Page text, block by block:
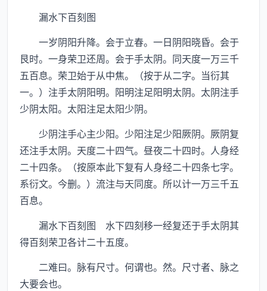
漏水下百刻图
一岁阴阳升降。会于立春。一日阴阳晓昏。会于
艮时。一身荣卫还周。会于手太阴。同天度一万三千
五百息。荣卫始于从中焦。（按于从二字。当衍其
一。）注手太阴阳明。阳明注足阳明太阴。太阴注手
少阴太阳。太阳注足太阳少阴。
少阴注手心主少阳。少阳注足少阳厥阴。厥阴复
还注手太阴。天度二十四气。昼夜二十四时。人身经
二十四条。（按原本此下复有人身经二十四条七字。
系衍文。今删。）流注与天同度。所以计一万三千五
百息。
漏水下百刻图 水下四刻移一经复还于手太阴其
得百刻荣卫各计二十五度。
二难曰。脉有尺寸。何谓也。然。尺寸者、脉之
大要会也。